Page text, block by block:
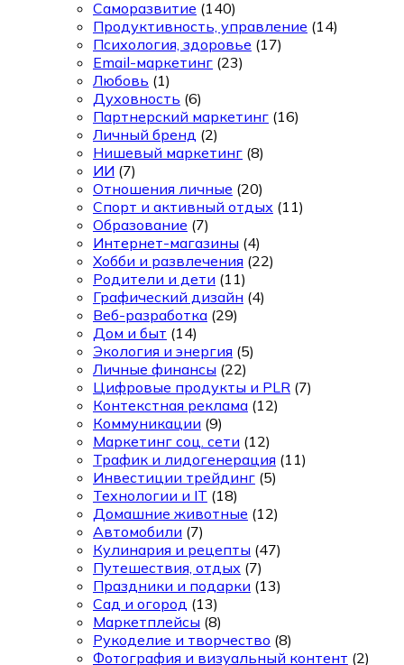
Саморазвитие (140)
Продуктивность, управление (14)
Психология, здоровье (17)
Email-маркетинг (23)
Любовь (1)
Духовность (6)
Партнерский маркетинг (16)
Личный бренд (2)
Нишевый маркетинг (8)
ИИ (7)
Отношения личные (20)
Спорт и активный отдых (11)
Образование (7)
Интернет-магазины (4)
Хобби и развлечения (22)
Родители и дети (11)
Графический дизайн (4)
Веб-разработка (29)
Дом и быт (14)
Экология и энергия (5)
Личные финансы (22)
Цифровые продукты и PLR (7)
Контекстная реклама (12)
Коммуникации (9)
Маркетинг соц. сети (12)
Трафик и лидогенерация (11)
Инвестиции трейдинг (5)
Технологии и IT (18)
Домашние животные (12)
Автомобили (7)
Кулинария и рецепты (47)
Путешествия, отдых (7)
Праздники и подарки (13)
Сад и огород (13)
Маркетплейсы (8)
Рукоделие и творчество (8)
Фотография и визуальный контент (2)